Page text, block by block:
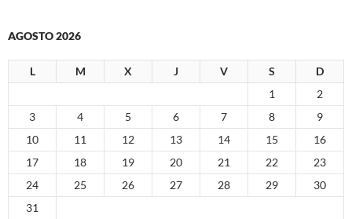
AGOSTO 2026
L M X J V S
D
1
2
3
4 5 6 7 8
9
10
11 12 13 14 15
16
17
18 19 20 21 22
23
24
25 26 27 28 29
30
31